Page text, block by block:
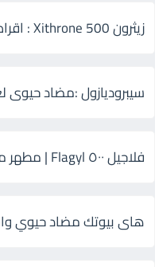
زيثرون 500 Xithrone : اقراص مضاد حيوى للالتهابات
سيبروديازول :مضاد حيوى
فلاجيل ٥٠٠ Flagyl | مطهر معوي أقراص وشراب
هاى بيوتك مضاد حيوي